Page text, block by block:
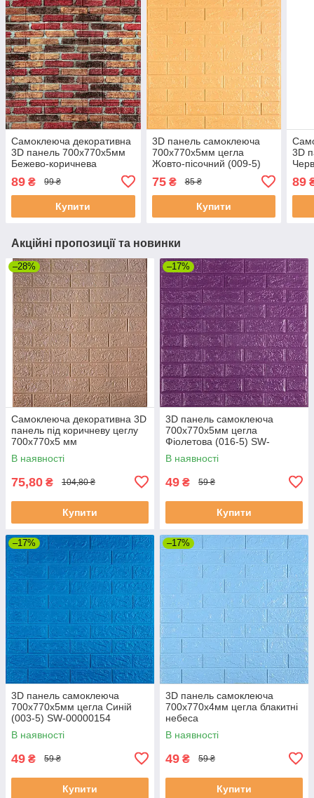
Самоклеюча декоративна
3D панель 700х770х5мм
Бежево-коричнева
Катеринославська цегла
(047) SW-00000026
89 ₴ 99 ₴
Купити
3D панель самоклеюча
700х770х5мм цегла
Жовто-пісочний (009-5)
75₴ 85 ₴
Купити
3D
89
Акційні пропозиції та новинки
–28%
Самоклеюча декоративна 3D
панель під коричневу цеглу
700x770x5 мм
В наявності
75,80 ₴ 104,80 ₴
Купити
–17%
3D панель самоклеюча
700х770х5мм цегла
Фіолетова (016-5) SW-
00000150
В наявності
49 ₴ 59 ₴
Купити
–17%
3D панель самоклеюча
700х770х5мм цегла Синій
(003-5) SW-00000154
В наявності
49 ₴ 59 ₴
Купити
–17%
3D панель самоклеюча
700х770х4мм цегла блакитні
небеса
В наявності
49 ₴ 59 ₴
Купити